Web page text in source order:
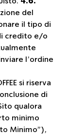
del
il tipo di
credito e/o
l’ordine
si riserva
di
qualora
minimo
Minimo”),